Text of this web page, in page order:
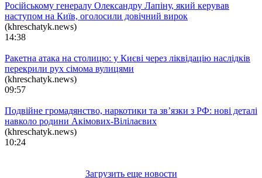
Російському генералу Олександру Лапіну, який керував
наступом на Київ, оголосили довічний вирок
(khreschatyk.news)
14:38
Ракетна атака на столицю: у Києві через ліквідацію наслідків
перекрили рух сімома вулицями
(khreschatyk.news)
09:57
Подвійне громадянство, наркотики та зв’язки з РФ: нові деталі
навколо родини Акімових-Вілілаєвих
(khreschatyk.news)
10:24
Загрузить еще новости